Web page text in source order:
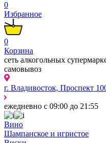
0
Избранное
0
Корзина
сеть алкогольных
самовывоз
г. Владивосток, Проспект
ежедневно с 09:00 до 21:55
Вино
Шампанское и игристое